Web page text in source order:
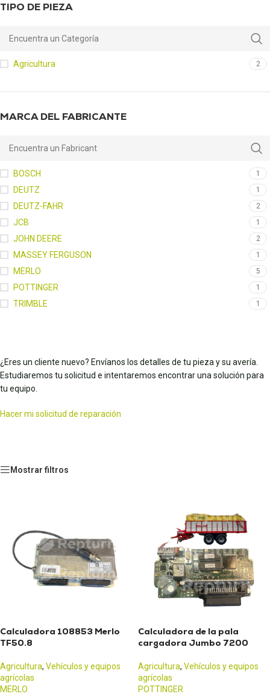
TIPO DE PIEZA
Agricultura 2
MARCA DEL FABRICANTE
BOSCH 1
DEUTZ 1
DEUTZ-FAHR 2
JCB 1
JOHN DEERE 2
MASSEY FERGUSON 1
MERLO 5
POTTINGER 1
TRIMBLE 1
¿Eres un cliente nuevo? Envíanos los detalles de tu pieza y su avería.
Estudiaremos tu solicitud e intentaremos encontrar una solución para
tu equipo.
Hacer mi solicitud de reparación
Mostrar filtros
Calculadora 108853 Merlo
TF50.8
Agricultura, Vehículos y equipos
agrícolas
MERLO
Calculadora de la pala
cargadora Jumbo 7200
Agricultura, Vehículos y equipos
agrícolas
POTTINGER